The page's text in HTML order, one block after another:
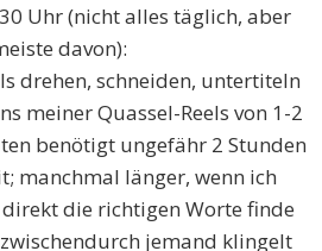
Uhr (nicht alles täglich, aber
davon):
drehen, schneiden, untertiteln
meiner Quassel-Reels von 1-2
benötigt ungefähr 2 Stunden
manchmal länger, wenn ich
die richtigen Worte finde
jemand klingelt